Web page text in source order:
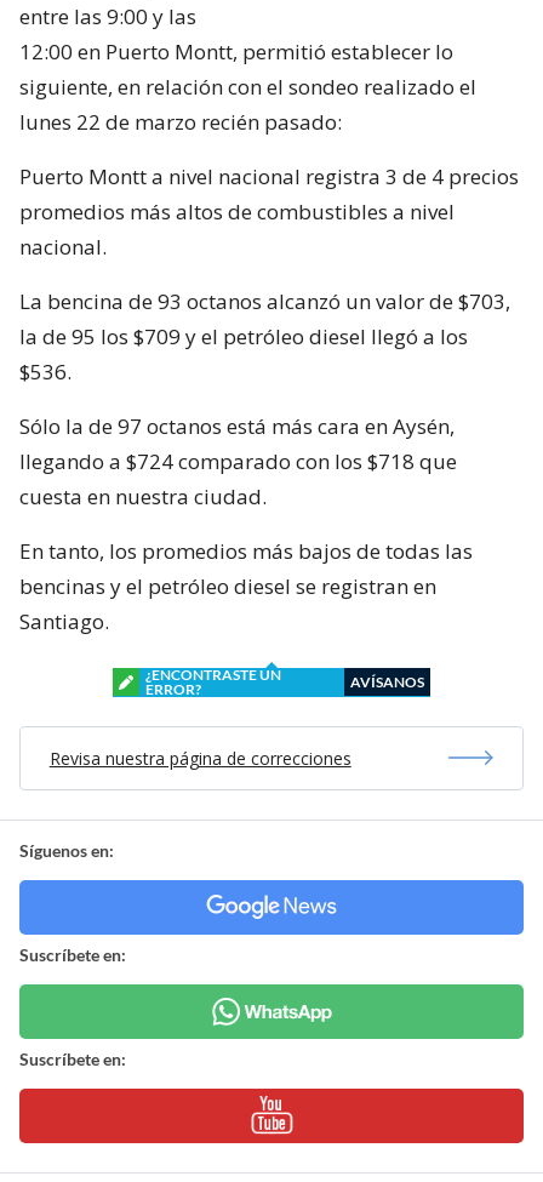
entre las 9:00 y las
12:00 en Puerto Montt, permitió establecer lo
siguiente, en relación con el sondeo realizado el
lunes 22 de marzo recién pasado:
Puerto Montt a nivel nacional registra 3 de 4 precios
promedios más altos de combustibles a nivel
nacional.
La bencina de 93 octanos alcanzó un valor de $703,
la de 95 los $709 y el petróleo diesel llegó a los
$536.
Sólo la de 97 octanos está más cara en Aysén,
llegando a $724 comparado con los $718 que
cuesta en nuestra ciudad.
En tanto, los promedios más bajos de todas las
bencinas y el petróleo diesel se registran en
Santiago.
¿ENCONTRASTE UN
ERROR?
AVÍSANOS
Revisa nuestra página de correcciones
Síguenos en:
Suscríbete en:
Suscríbete en: